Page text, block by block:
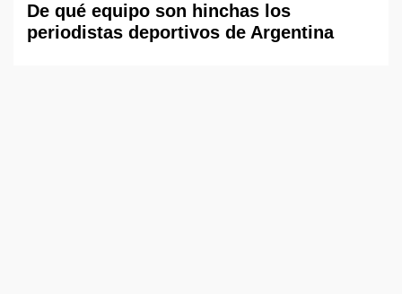
De qué equipo son hinchas los
periodistas deportivos de Argentina